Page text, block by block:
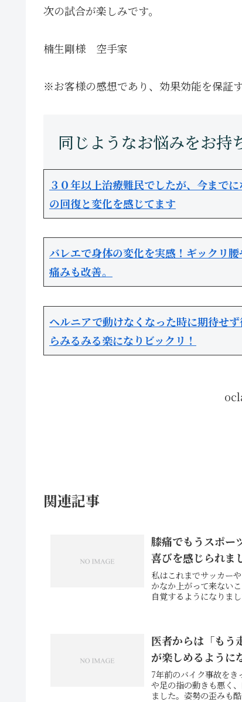
次の試合が楽しみです。
楠生剛様 空手家
※お客様の感想であり、効果効能を保証
３０年以上治療難民でしたが、今まで
の回復と変化を感じてます
バレエで身体の変化を実感！ギックリ腰
痛みも改善。
ヘルニアで動けなくなった時に期待せ
らみるみる楽になりビックリ！
関連記事
膝痛でもうスポー
喜びを感じられま
私はこれまでサッカー
かなか上がって来ない
自覚するようになりま
医者からは「もう
が楽しめるように
7年前のバイク事故を
や足の指の動きも悪く
ました。姿勢の歪みも